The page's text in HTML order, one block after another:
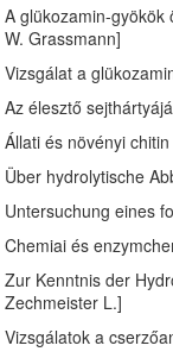
A glükozamin-gyökök
W. Grassmann]
Vizsgálat a
Az élesztő
Állati és növényi
Über hydrolytische
Untersuchung eines
Chemiai és
Zur Kenntnis der
Zechmeister L.]
Vizsgálatok a